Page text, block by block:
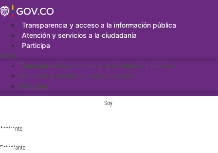
Saltar
al
contenidoTransparencia y acceso a la información pública
Atención y servicios a la ciudadanía
Participa
Menu
Transparencia y acceso a la información pública
Atención y servicios a la ciudadanía
Participa
Soy:
Aspirante
Estudiante